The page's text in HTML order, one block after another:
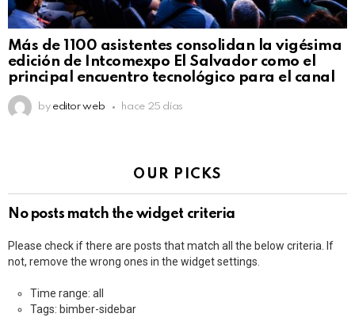
Más de 1100 asistentes consolidan la vigésima
edición de Intcomexpo El Salvador como el
principal encuentro tecnológico para el canal
by editor web hace 25 días
OUR PICKS
No posts match the widget criteria
Please check if there are posts that match all the below criteria. If
not, remove the wrong ones in the widget settings.
Time range: all
Tags: bimber-sidebar